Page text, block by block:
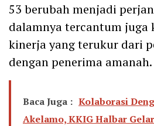
53 berubah menjadi
dalamnya tercantum juga
kinerja yang terukur dari
dengan penerima amanah.
Baca Juga : Kolaborasi
Akelamo, KKIG Halbar